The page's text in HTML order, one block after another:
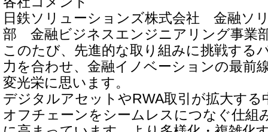
日鉄ソリューションズ株式会社 金融ソ
部 金融ビジネスエンジニアリング事業
このたび、先進的な取り組みに挑戦する
力を合わせ、金融イノベーションの最前
変光栄に思います。
デジタルアセットやRWA取引が拡大す
オフチェーンをシームレスにつなぐ仕組